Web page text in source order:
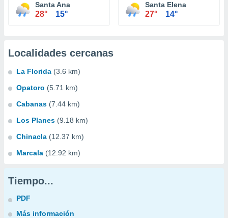
Santa Ana
28° 15°
Santa Elena
27° 14°
Localidades cercanas
La Florida (3.6 km)
Opatoro (5.71 km)
Cabanas (7.44 km)
Los Planes (9.18 km)
Chinacla (12.37 km)
Marcala (12.92 km)
Tiempo...
PDF
Más información